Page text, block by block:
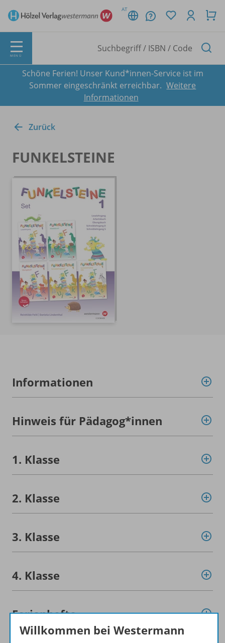
AT
MENÜ
Schöne Ferien! Unser Kund*innen-Service ist im
Sommer eingeschränkt erreichbar. Weitere
Informationen
Zurück
FUNKELSTEINE
Informationen
Hinweis für Pädagog*innen
1. Klasse
2. Klasse
3. Klasse
4. Klasse
Ferienhefte
Willkommen bei Westermann